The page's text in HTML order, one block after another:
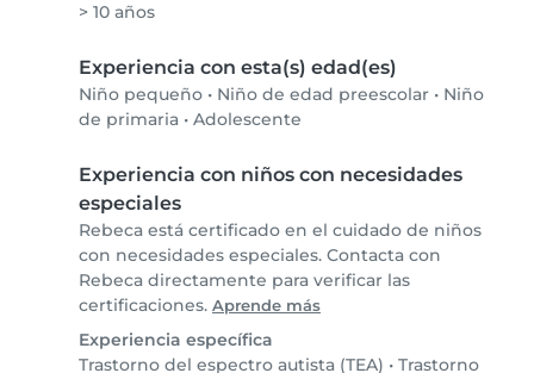
> 10 años
Experiencia con esta(s) edad(es)
Niño pequeño • Niño de edad preescolar • Niño
de primaria • Adolescente
Experiencia con niños con necesidades
especiales
Rebeca está certificado en el cuidado de niños
con necesidades especiales. Contacta con
Rebeca directamente para verificar las
certificaciones. Aprende más
Experiencia específica
Trastorno del espectro autista (TEA) • Trastorno